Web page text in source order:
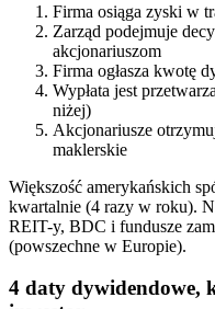
Firma osiąga zyski w
Zarząd podejmuje
akcjonariuszom
Firma ogłasza kwotę
Wypłata jest
niżej)
Akcjonariusze
maklerskie
Większość amerykańskich
kwartalnie (4 razy w roku).
REIT-y, BDC i fundusze
(powszechne w Europie).
4 daty dywidendowe,